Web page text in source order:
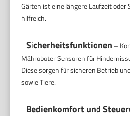
Gärten ist eine längere Laufzeit oder
hilfreich.
Sicherheitsfunktionen –
Mähroboter Sensoren für
Diese sorgen für sicheren Betrieb
sowie Tiere.
Bedienkomfort und